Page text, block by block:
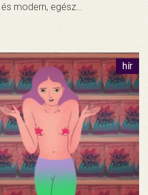
modern, egész…
hír